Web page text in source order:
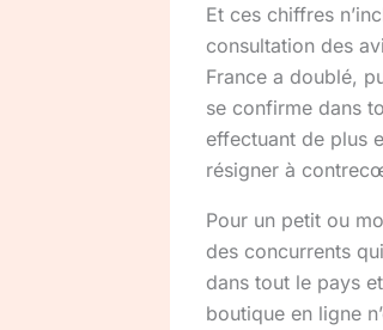
Et ces chiffres
consultation des
France a doublé,
se confirme dans
effectuant de plus
résigner à
Pour un petit ou
des concurrents
dans tout le pays
boutique en ligne